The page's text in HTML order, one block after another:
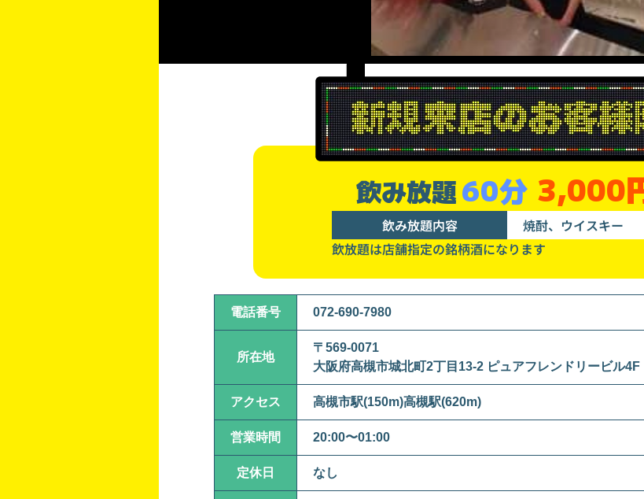
飲み放題60分 3,000
飲み放題内容
焼酎、ウイスキー
飲放題は店舗指定の銘柄酒になります
電話番号 072-690-7980
所在地
〒569-0071
大阪府高槻市城北町2丁目13-2 ピュアフレンドリービル4F
アクセス 高槻市駅(150m)高槻駅(620m)
営業時間 20:00〜01:00
定休日 なし